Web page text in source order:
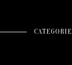
CATEGORIE